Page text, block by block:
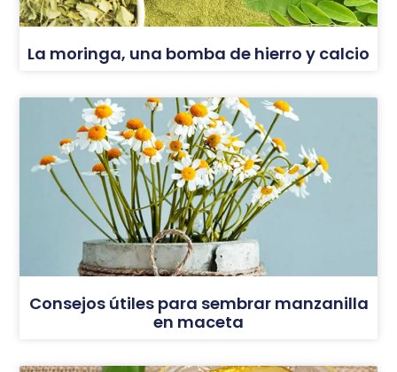
La moringa, una bomba de hierro y calcio
Consejos útiles para sembrar manzanilla
en maceta